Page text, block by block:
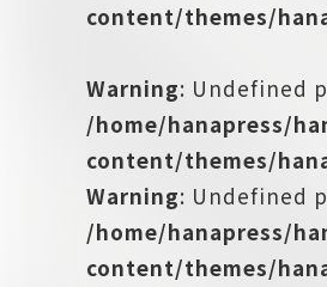
content/themes/
Warning: Undefined
/home/hanapress/
content/themes/
Warning: Undefined
/home/hanapress/
content/themes/